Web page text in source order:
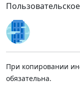
При копировании
обязательна.